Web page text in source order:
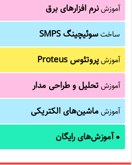
آموزشنرم افزارهای برق
ساختسوئیچینگ SMPS
آموزشپروتئوس Proteus
آموزشتحلیل و طراحی مدار
آموزشماشین‌های الکتریکی
●آموزش‌های رایگان